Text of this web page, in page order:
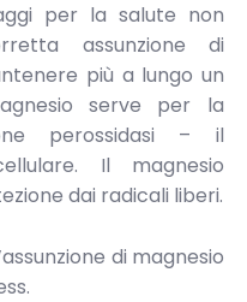
per la salute non
assunzione di
più a lungo un
serve per la
perossidasi – il
Il magnesio
dai radicali liberi.
di magnesio